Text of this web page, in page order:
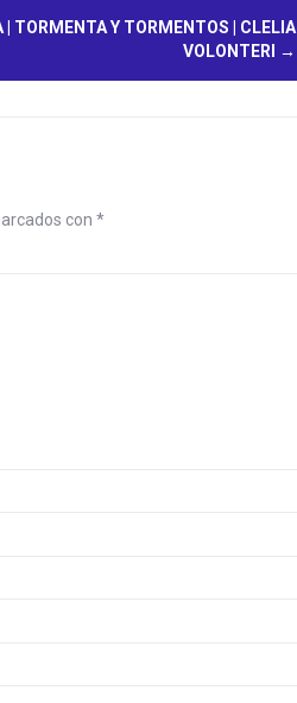
| TORMENTA Y TORMENTOS | CLELIA
VOLONTERI
→
con *